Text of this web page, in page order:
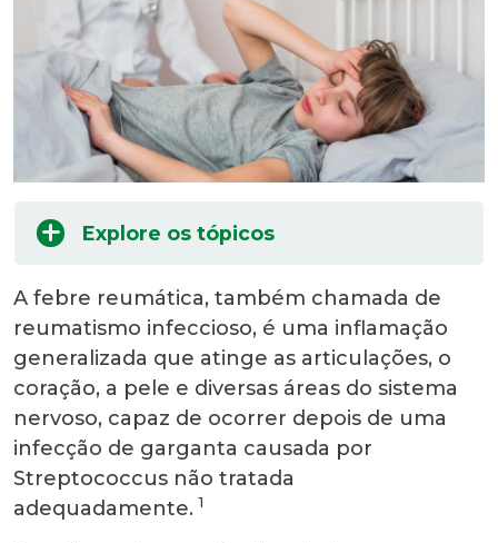
Explore os tópicos
A febre reumática, também chamada de
reumatismo infeccioso, é uma inflamação
generalizada que atinge as articulações, o
coração, a pele e diversas áreas do sistema
nervoso, capaz de ocorrer depois de uma
infecção de garganta causada por
Streptococcus não tratada
adequadamente. 1